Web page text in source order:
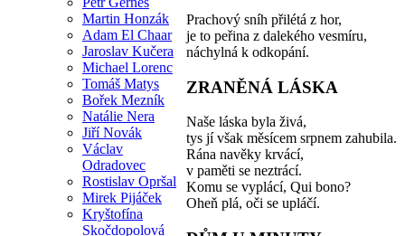
Martin Honzák
Adam El Chaar
Jaroslav Kučera
Michael Lorenc
Tomáš Matys
Bořek Mezník
Natálie Nera
Jiří Novák
Václav
Odradovec
Rostislav Opršal
Mirek Pijáček
Kryštofína
Skočdopolová
Prachový sníh přilétá z hor,
je to peřina z dalekého vesmíru,
náchylná k odkopání.
ZRANĚNÁ LÁSKA
Naše láska byla živá,
tys jí však měsícem srpnem zahubila.
Rána navěky krvácí,
v paměti se neztrácí.
Komu se vyplácí, Qui bono?
Oheň plá, oči se upláčí.